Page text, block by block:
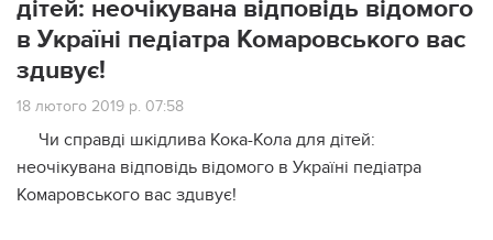
дітей: неочікувана відповідь відомого
в Україні пeдiaтра Комаровського вас
здuвує!
18 лютого 2019 р. 07:58
Чи справді шкідлива Кока-Кола для дітей:
неочікувана відповідь відомого в Україні педіатра
Комаровського вас здuвує!